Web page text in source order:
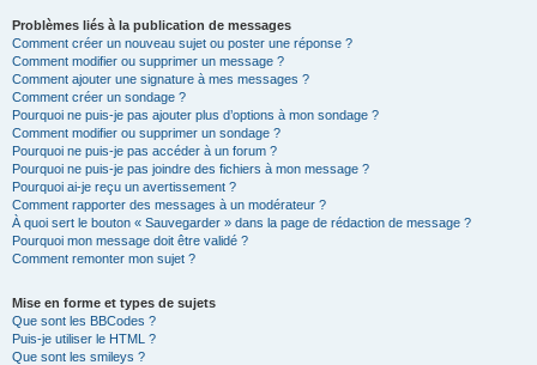
Problèmes liés à la publication de messages
Comment créer un nouveau sujet ou poster une réponse ?
Comment modifier ou supprimer un message ?
Comment ajouter une signature à mes messages ?
Comment créer un sondage ?
Pourquoi ne puis-je pas ajouter plus d’options à mon sondage ?
Comment modifier ou supprimer un sondage ?
Pourquoi ne puis-je pas accéder à un forum ?
Pourquoi ne puis-je pas joindre des fichiers à mon message ?
Pourquoi ai-je reçu un avertissement ?
Comment rapporter des messages à un modérateur ?
À quoi sert le bouton « Sauvegarder » dans la page de rédaction de message ?
Pourquoi mon message doit être validé ?
Comment remonter mon sujet ?
Mise en forme et types de sujets
Que sont les BBCodes ?
Puis-je utiliser le HTML ?
Que sont les smileys ?